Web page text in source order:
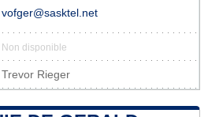
vofger@sasktel.net
Non disponible
Trevor Rieger